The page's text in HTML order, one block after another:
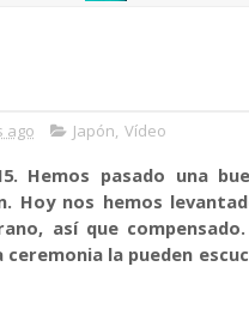
ago Japón, Vídeo
Hemos pasado una
Hoy nos hemos
así que
la pueden